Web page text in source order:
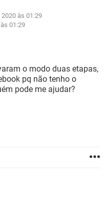
às 01:29
01:29
o modo duas etapas,
pq não tenho o
pode me ajudar?